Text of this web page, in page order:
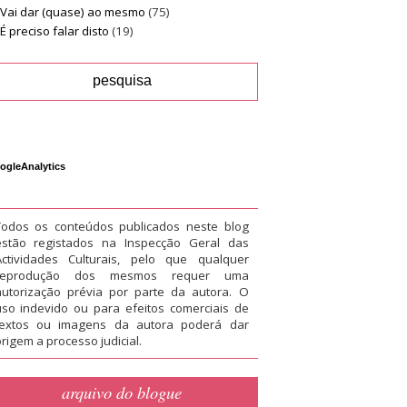
Vai dar (quase) ao mesmo (75)
É preciso falar disto (19)
os conteúdos publicados neste blog
registados na Inspecção Geral das
Culturais, pelo que qualquer
dos mesmos requer uma
prévia por parte da autora. O
indevido ou para efeitos comerciais de
ou imagens da autora poderá dar
a processo judicial.
arquivo do blogue